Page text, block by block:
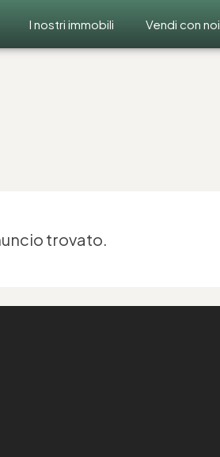
I nostri immobili Vendi con noi
trovato.